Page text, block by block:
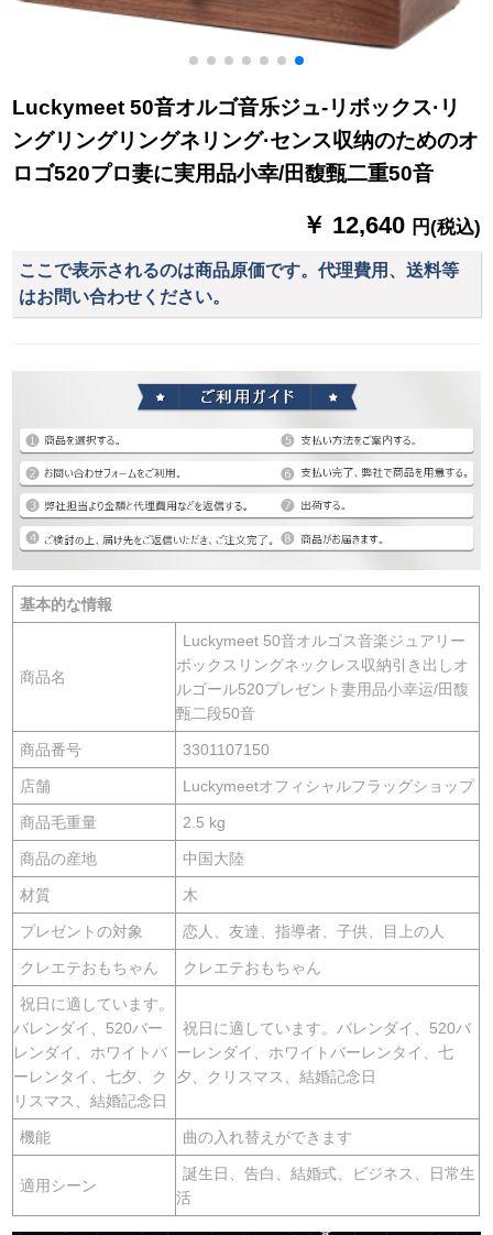
Luckymeet 50音オルゴ音乐ジュ-リボックス·リ
ングリングリングネリング·センス収纳のためのオ
ロゴ520プロ妻に実用品小幸/田馥甄二重50音
￥ 12,640 円(税込)
ここで表示されるのは商品原価です。代理費用、送料等
はお問い合わせください。
基本的な情報
商品名
Luckymeet 50音オルゴス音楽ジュアリー
ボックスリングネックレス収納引き出しオ
ルゴール520プレゼント妻用品小幸运/田馥
甄二段50音
商品番号 3301107150
店舗 Luckymeetオフィシャルフラッグショップ
商品毛重量 2.5 kg
商品の産地 中国大陸
材質 木
プレゼントの対象 恋人、友達、指導者、子供、目上の人
クレエテおもちゃん クレエテおもちゃん
祝日に適しています。
バレンダイ、520バー
レンダイ、ホワイトバ
ーレンタイ、七夕、ク
リスマス、結婚記念日
祝日に適しています。バレンダイ、520バ
ーレンダイ、ホワイトバーレンタイ、七
夕、クリスマス、結婚記念日
機能 曲の入れ替えができます
適用シーン
誕生日、告白、結婚式、ビジネス、日常生
活